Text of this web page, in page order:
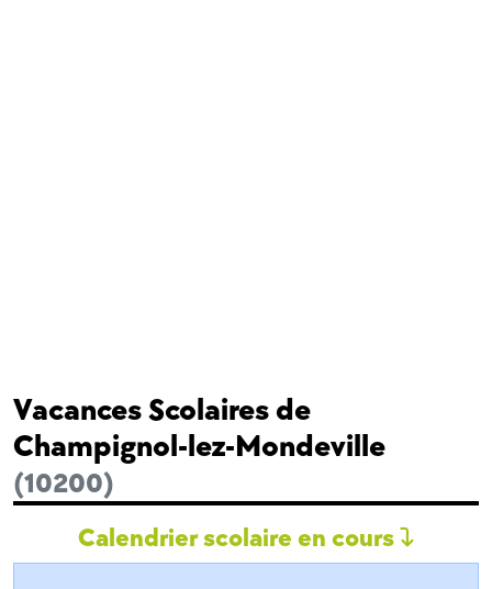
Vacances Scolaires de
Champignol-lez-Mondeville
(10200)
Calendrier scolaire en cours